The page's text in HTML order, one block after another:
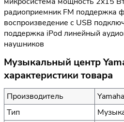
радиоприемник FM поддержка
воспроизведение с USB
поддержка iPod линейный
наушников
Музыкальный центр
характеристики товара
Производитель
Yamaha
Тип